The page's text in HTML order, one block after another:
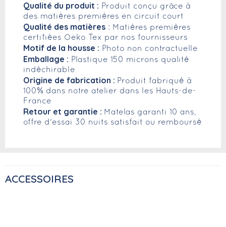
Qualité du produit : Produit conçu grâce à
des matières premières en circuit court
Qualité des matières : Matières premières
certifiées Oeko Tex par nos fournisseurs
Motif de la housse : Photo non contractuelle
Emballage : Plastique 150 microns qualité
indéchirable
Origine de fabrication : Produit fabriqué à
100% dans notre atelier dans les Hauts-de-
France
Retour et garantie : Matelas garanti 10 ans,
offre d'essai 30 nuits satisfait ou remboursé
ACCESSOIRES